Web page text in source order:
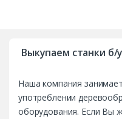
Выкупаем станки б/у
Наша компания
употреблении
оборудования. Если Вы